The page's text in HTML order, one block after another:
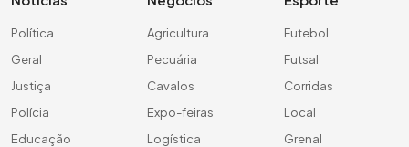
Política
Geral
Justiça
Polícia
Educação
Agricultura
Pecuária
Cavalos
Expo-feiras
Logística
Futebol
Futsal
Corridas
Local
Grenal